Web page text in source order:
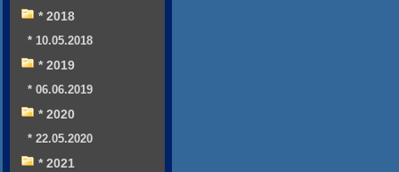
* 2018
* 10.05.2018
* 2019
* 06.06.2019
* 2020
* 22.05.2020
* 2021